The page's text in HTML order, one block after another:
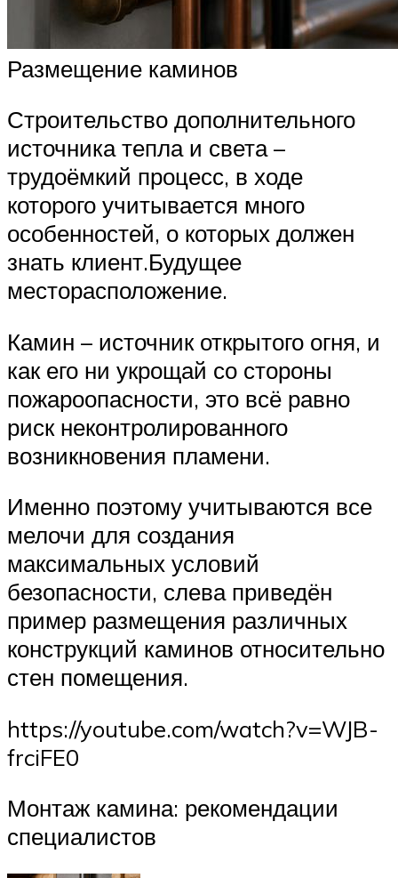
Размещение каминов
Строительство дополнительного
источника тепла и света –
трудоёмкий процесс, в ходе
которого учитывается много
особенностей, о которых должен
знать клиент.Будущее
месторасположение.
Камин – источник открытого огня, и
как его ни укрощай со стороны
пожароопасности, это всё равно
риск неконтролированного
возникновения пламени.
Именно поэтому учитываются все
мелочи для создания
максимальных условий
безопасности, слева приведён
пример размещения различных
конструкций каминов относительно
стен помещения.
https://youtube.com/watch?v=WJB-
frciFE0
Монтаж камина: рекомендации
специалистов